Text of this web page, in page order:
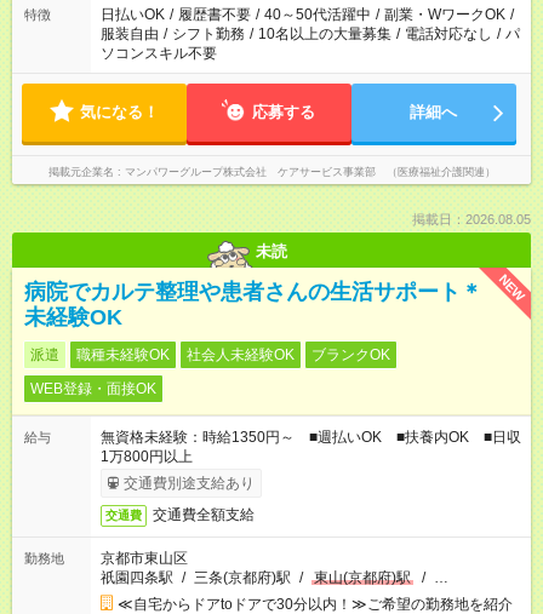
特徴 日払いOK / 履歴書不要 / 40～50代活躍中 / 副業・WワークOK /
服装自由 / シフト勤務 / 10名以上の大量募集 / 電話対応なし / パ
ソコンスキル不要
気になる！ 応募する 詳細へ
掲載元企業名 マンパワーグループ株式会社 ケアサービス事業部 （医療福祉介護関連）
掲載日：2026.08.05
未読
NEW
病院でカルテ整理や患者さんの生活サポート＊
未経験OK
派遣 職種未経験OK 社会人未経験OK
ブランクOK
WEB登録・面接OK
給与
無資格未経験：時給1350円～ ■週払いOK ■扶養内OK ■日収
1万800円以上
交通費別途支給あり
交通費 交通費全額支給
勤務地
京都市東山区
祇園四条駅 / 三条(京都府)駅 / 東山(京都府)駅 / …
≪自宅からドアtoドアで30分以内！≫ご希望の勤務地を紹介